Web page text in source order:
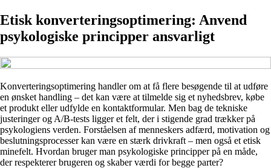
Etisk konverteringsoptimering: Anvend
psykologiske principper ansvarligt
Konverteringsoptimering handler om at få flere besøgende til at udføre
en ønsket handling – det kan være at tilmelde sig et nyhedsbrev, købe
et produkt eller udfylde en kontaktformular. Men bag de tekniske
justeringer og A/B-tests ligger et felt, der i stigende grad trækker på
psykologiens verden. Forståelsen af menneskers adfærd, motivation og
beslutningsprocesser kan være en stærk drivkraft – men også et etisk
minefelt. Hvordan bruger man psykologiske principper på en måde,
der respekterer brugeren og skaber værdi for begge parter?